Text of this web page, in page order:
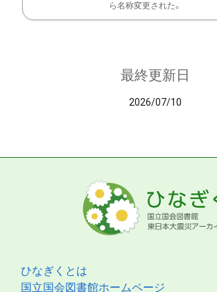
ら名称変更された。
最終更新日
2026/07/10
ひなぎくとは
国立国会図書館ホームページ